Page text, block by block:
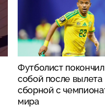
Футболист
собой после вылета
сборной с
мира